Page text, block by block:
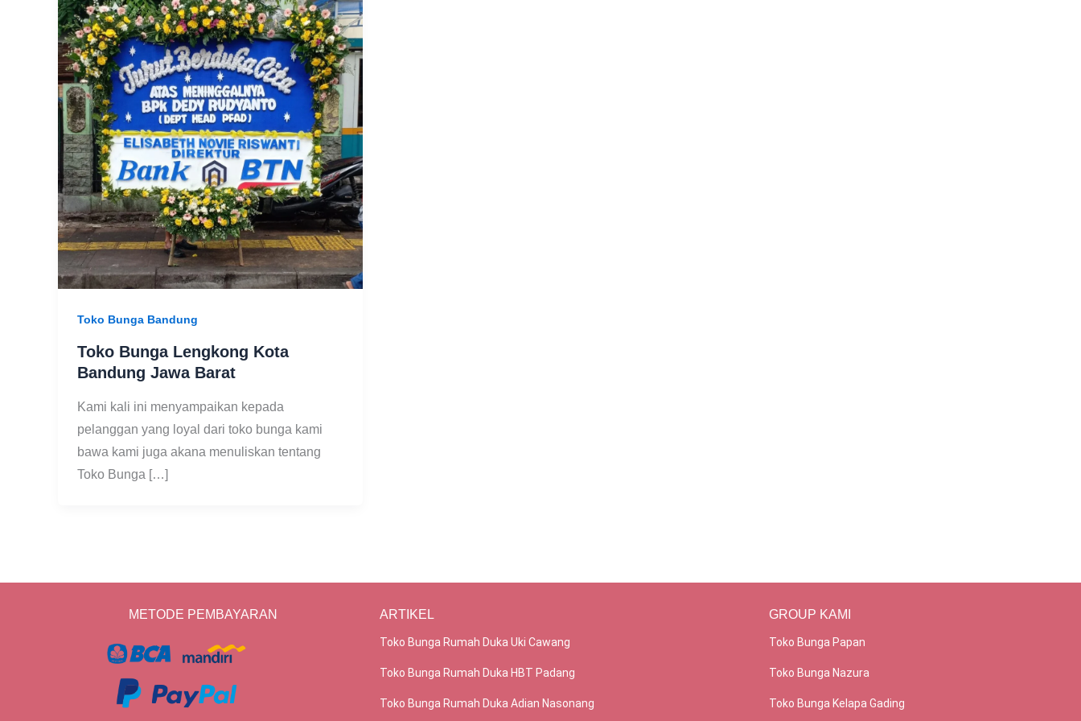
Toko Bunga Bandung
Toko Bunga Lengkong Kota
Bandung Jawa Barat
Kami kali ini menyampaikan kepada
pelanggan yang loyal dari toko bunga kami
bawa kami juga akana menuliskan tentang
Toko Bunga […]
METODE PEMBAYARAN ARTIKEL
Toko Bunga Rumah Duka Uki Cawang
Toko Bunga Rumah Duka HBT Padang
Toko Bunga Rumah Duka Adian Nasonang
GROUP KAMI
Toko Bunga Papan
Toko Bunga Nazura
Toko Bunga Kelapa Gading